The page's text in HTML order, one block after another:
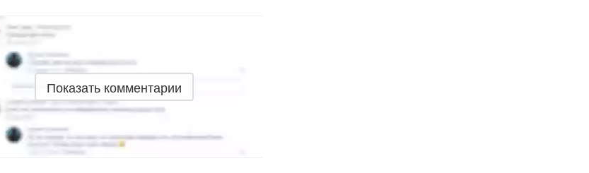
Показать комментарии